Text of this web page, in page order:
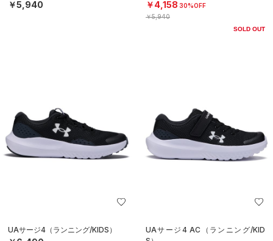
￥5,940 ￥4,158 30%OFF
￥5,940
SOLD OUT
UAサージ4（ランニング/KIDS）
UAサージ4 AC（ランニング/KID